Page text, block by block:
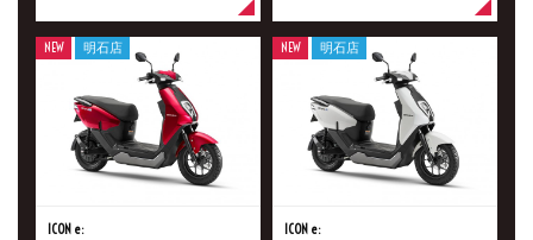
ICON e:
NEW 明石店
ICON e:
NEW 明石店